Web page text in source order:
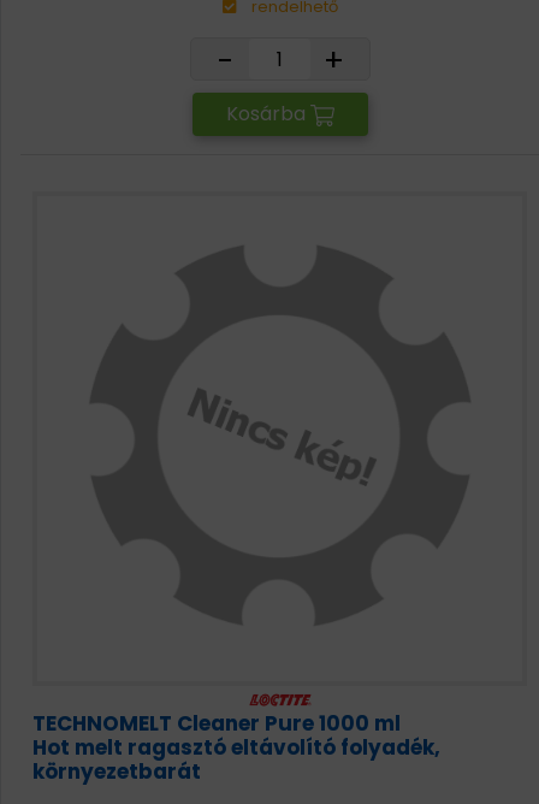
rendelhető
- +
Kosárba
TECHNOMELT Cleaner Pure 1000 ml
Hot melt ragasztó eltávolító folyadék,
környezetbarát